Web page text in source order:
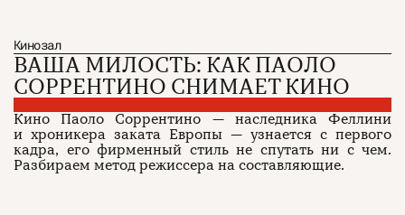
Кинозал
ВАША МИЛОСТЬ: КАК ПАОЛО
СОРРЕНТИНО СНИМАЕТ КИНО
Кино Паоло Соррентино — наследника Феллини
и хроникера заката Европы — узнается с первого
кадра, его фирменный стиль не спутать ни с чем.
Разбираем метод режиссера на составляющие.